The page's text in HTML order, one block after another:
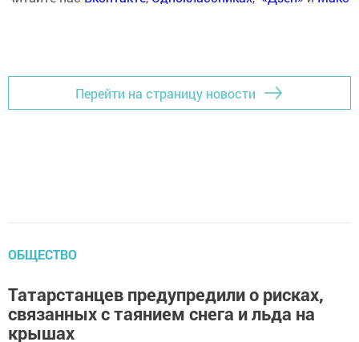
Перейти на страницу новости
ОБЩЕСТВО
Татарстанцев предупредили о рисках,
связанных с таянием снега и льда на
крышах